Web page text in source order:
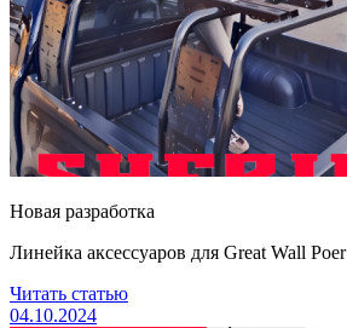
Новая разработка
Линейка аксессуаров для Great Wall Poer
Читать статью
04.10.2024